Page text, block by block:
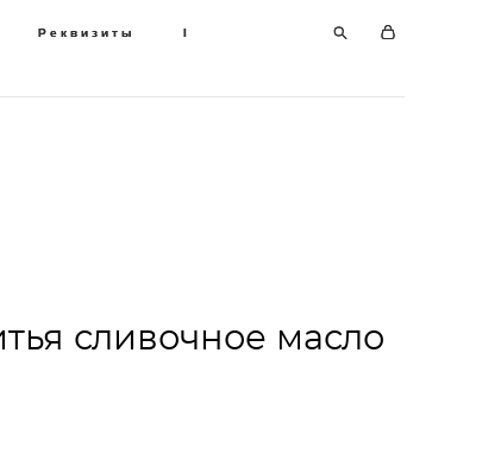
Реквизиты I
Реквизиты I
сливочное масло